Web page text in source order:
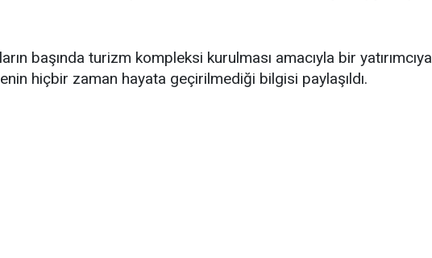
başında turizm kompleksi kurulması amacıyla bir yatırımcıya
hiçbir zaman hayata geçirilmediği bilgisi paylaşıldı.